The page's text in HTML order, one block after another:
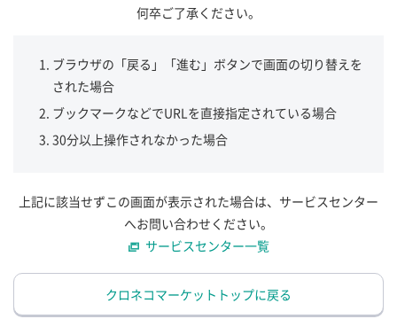
何卒ご了承ください。
ブラウザの「戻る」「進む」ボタンで画面の切り替えを
された場合
ブックマークなどでURLを直接指定されている場合
30分以上操作されなかった場合
上記に該当せずこの画面が表示された場合は、サービスセンター
へお問い合わせください。
サービスセンター一覧
クロネコマーケットトップに戻る